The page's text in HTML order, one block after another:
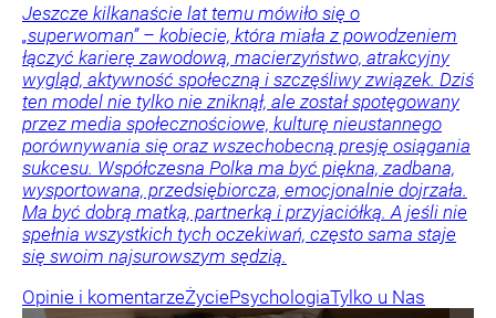
Jeszcze kilkanaście lat temu mówiło się o
„superwoman” – kobiecie, która miała z powodzeniem
łączyć karierę zawodową, macierzyństwo, atrakcyjny
wygląd, aktywność społeczną i szczęśliwy związek. Dziś
ten model nie tylko nie zniknął, ale został spotęgowany
przez media społecznościowe, kulturę nieustannego
porównywania się oraz wszechobecną presję osiągania
sukcesu. Współczesna Polka ma być piękna, zadbana,
wysportowana, przedsiębiorcza, emocjonalnie dojrzała.
Ma być dobrą matką, partnerką i przyjaciółką. A jeśli nie
spełnia wszystkich tych oczekiwań, często sama staje
się swoim najsurowszym sędzią.
Opinie i komentarzeŻyciePsychologiaTylko u Nas